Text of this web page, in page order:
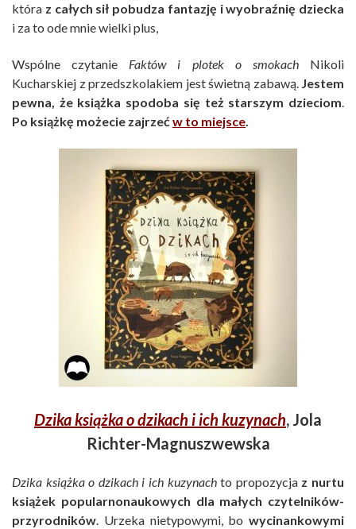
która z całych sił pobudza fantazję i wyobraźnię dziecka
i za to ode mnie wielki plus,
Wspólne czytanie Faktów i plotek o smokachNikoli
Kucharskiej z przedszkolakiem jest świetną zabawą. Jestem
pewna, że książka spodoba się też starszym dzieciom.
Po książkę możecie zajrzećw to miejsce.
Dzika książka o dzikach i ich kuzynach, Jola
Richter-Magnuszwewska
Dzika książka o dzikach i ich kuzynachto propozycja z nurtu
książek popularnonaukowych dla małych czytelników-
przyrodników. Urzeka nietypowymi, bo wycinankowymi